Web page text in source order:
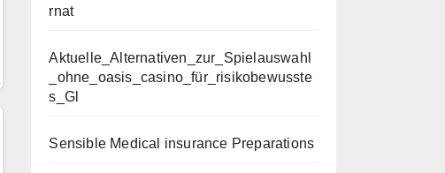
rnat
Aktuelle_Alternativen_zur_Spielauswahl
_ohne_oasis_casino_für_risikobewusste
s_Gl
Sensible Medical insurance Preparations